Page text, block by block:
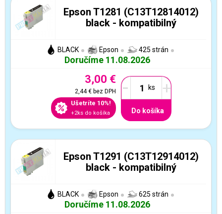
Epson T1281 (C13T12814012)
black - kompatibilný
BLACK Epson 425 strán
Doručíme 11.08.2026
3,00 €
2,44 €bez DPH
Ušetríte 10%!
+2ks do košíka
- +
Do košíka
Epson T1291 (C13T12914012)
black - kompatibilný
BLACK Epson 625 strán
Doručíme 11.08.2026